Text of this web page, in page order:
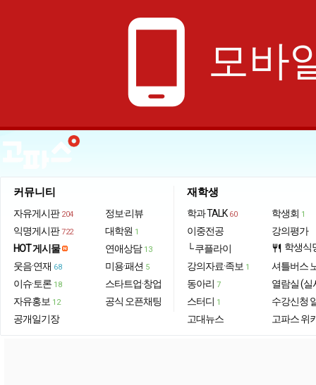
phone_android 모바
커뮤니티
자유게시판 204
익명게시판 722
HOT 게시물
웃음·연재 68
이슈·토론 18
자유홍보 12
공개일기장
정보·리뷰
대학원 1
연애상담 13
미용·패션 5
스타트업·창업
공식 오픈채팅
재학생
학과 TALK 60
이중전공
└ 쿠플라이
강의자료·족보 1
동아리 7
스터디 1
고대뉴스
학생회 1
강의평가
restaurant 학생식
셔틀버스
열람실 (실
수강신청
고파스 위